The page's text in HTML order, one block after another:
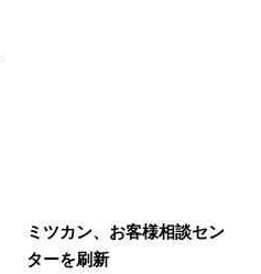
ミツカン、お客様相談セン
ターを刷新